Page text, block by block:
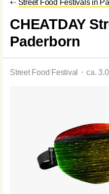
⇠ Street Food Festivals in
CHEATDAY
Paderborn
Street Food Festival ⬝ ca.